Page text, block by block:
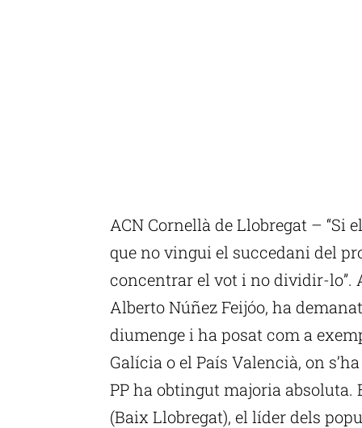
ACN Cornellà de Llobregat – “Si
que no vingui el succedani del
concentrar el vot i no dividir-lo”.
Alberto Núñez Feijóo, ha
diumenge i ha posat com a
Galícia o el País Valencià, on
PP ha obtingut majoria
(Baix Llobregat), el líder dels